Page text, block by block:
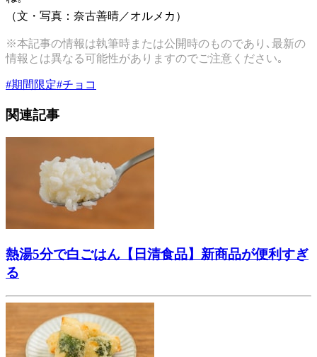
（文・写真：奈古善晴／オルメカ）
※本記事の情報は執筆時または公開時のものであり､最新の
情報とは異なる可能性がありますのでご注意ください｡
#期間限定#チョコ
関連記事
熱湯5分で白ごはん【日清食品】新商品が便利すぎ
る